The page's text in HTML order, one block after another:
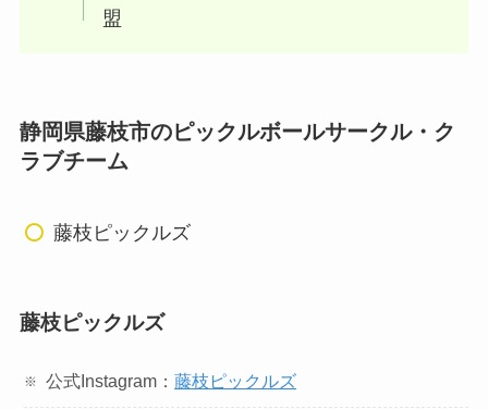
盟
静岡県藤枝市のピックルボールサークル・ク
ラブチーム
藤枝ピックルズ
藤枝ピックルズ
公式Instagram：藤枝ピックルズ